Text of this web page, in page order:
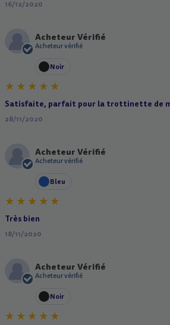
16/12/2020
A
Acheteur Vérifié
Acheteur vérifié
Noir
Satisfaite, parfait pour la trottinette de
28/11/2020
A
Acheteur Vérifié
Acheteur vérifié
Bleu
Très bien
18/11/2020
A
Acheteur Vérifié
Acheteur vérifié
Noir